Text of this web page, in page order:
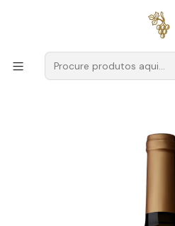
para
Produtores Vinho Verde
Dom Salvador Alvarinho 2025